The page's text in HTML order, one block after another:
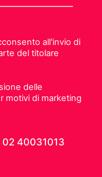
all'invio di
del titolare
delle
motivi di marketing
02 40031013